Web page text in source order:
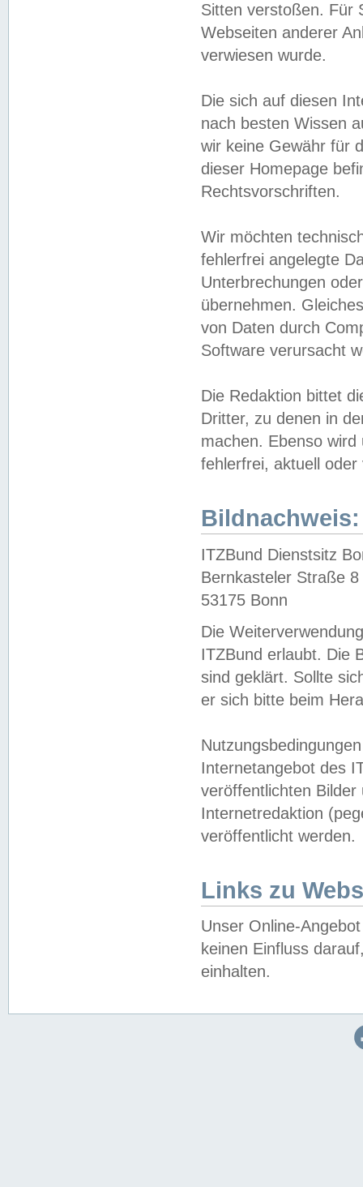
Sitten verstoßen. Für
Webseiten anderer
verwiesen wurde.
Die sich auf diesen
nach besten Wissen
wir keine Gewähr für
dieser Homepage
Rechtsvorschriften.
Wir möchten
fehlerfrei angelegte
Unterbrechungen
übernehmen.
von Daten durch
Software verursacht
Die Redaktion bittet
Dritter, zu denen in
machen. Ebenso
fehlerfrei, aktuell oder
Bildnachweis:
ITZBund Dienstsitz
Bernkasteler Straße 8
53175 Bonn
Die
ITZBund erlaubt. Die
sind geklärt. Sollte
er sich bitte beim
Internetangebot des
veröffentlichten
Internetredaktion
veröffentlicht werden.
Links zu
Unser Online-
keinen Einfluss
einhalten.